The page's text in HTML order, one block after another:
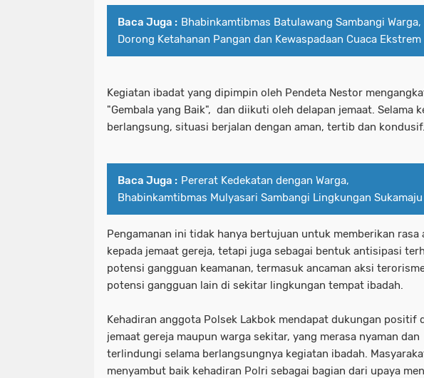
Baca Juga : Bhabinkamtibmas Batulawang Sambangi Warga,
Dorong Ketahanan Pangan dan Kewaspadaan Cuaca Ekstrem
Kegiatan ibadat yang dipimpin oleh Pendeta Nestor
"Gembala yang Baik", dan diikuti oleh delapan jemaat. Selama
berlangsung, situasi berjalan dengan aman, tertib dan kondusif.
Baca Juga : Pererat Kedekatan dengan Warga,
Bhabinkamtibmas Mulyasari Sambangi Lingkungan Sukamaju
Pengamanan ini tidak hanya bertujuan untuk memberikan rasa
kepada jemaat gereja, tetapi juga sebagai bentuk antisipasi
potensi gangguan keamanan, termasuk ancaman aksi
potensi gangguan lain di sekitar lingkungan tempat ibadah.
Kehadiran anggota Polsek Lakbok mendapat dukungan positif
jemaat gereja maupun warga sekitar, yang merasa nyaman dan
terlindungi selama berlangsungnya kegiatan ibadah.
menyambut baik kehadiran Polri sebagai bagian dari upaya